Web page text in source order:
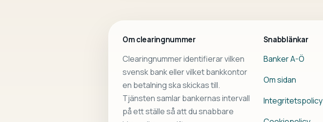
Om clearingnummer
Clearingnummer identifierar vilken
svensk bank eller vilket bankkontor
en betalning ska skickas till.
Tjänsten samlar bankernas intervall
på ett ställe så att du snabbare
Snabblänkar
Banker A-Ö
Om sidan
Integritetspolicy